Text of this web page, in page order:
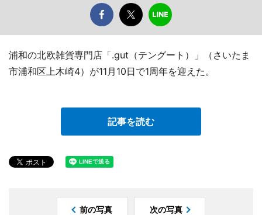
浦和の北欧雑貨専門店「.gut（テングート）」（さいたま
市浦和区上木崎4）が11月10日で1周年を迎えた。
記事を読む
前の写真 次の写真